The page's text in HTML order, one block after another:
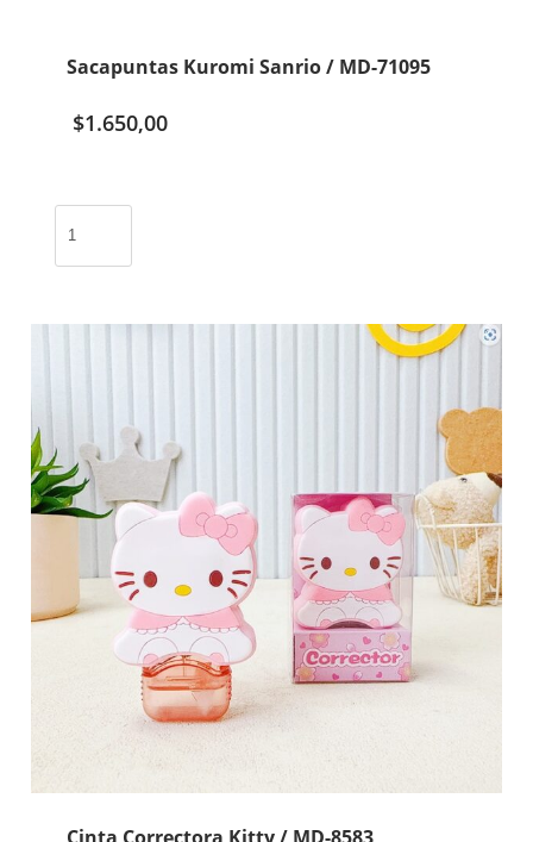
Sacapuntas Kuromi Sanrio / MD-71095
$1.650,00
Kuromi
Sanrio
MD-